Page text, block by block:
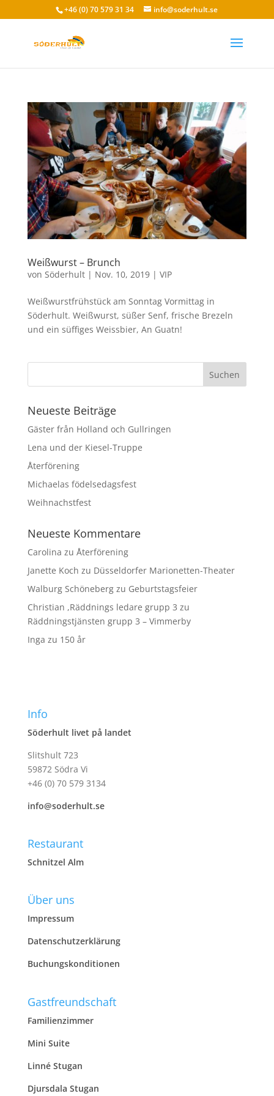
+46 (0) 70 579 31 34 info@soderhult.se
Weißwurst – Brunch
von Söderhult| Nov. 10, 2019| VIP
Weißwurstfrühstück am Sonntag Vormittag in
Söderhult. Weißwurst, süßer Senf, frische Brezeln
und ein süffiges Weissbier, An Guatn!
Neueste Beiträge
Gäster från Holland och Gullringen
Lena und der Kiesel-Truppe
Återförening
Michaelas födelsedagsfest
Weihnachstfest
Neueste Kommentare
Carolina zu Återförening
Janette Koch zu Düsseldorfer Marionetten-Theater
Walburg Schönebergzu Geburtstagsfeier
Christian ,Räddnings ledare grupp 3 zu
Räddningstjänsten grupp 3 – Vimmerby
Inga zu 150 år
Info
Söderhult livet på landet
Slitshult 723
59872 Södra Vi
+46 (0) 70 579 3134
info@soderhult.se
Restaurant
Schnitzel Alm
Über uns
Impressum
Datenschutzerklärung
Buchungskonditionen
Gastfreundschaft
Familienzimmer
Mini Suite
Linné Stugan
Djursdala Stugan